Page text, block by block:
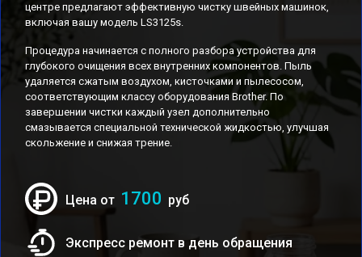
центре предлагают эффективную чистку швейных машинок,
включая вашу модель LS3125s.
Процедура начинается с полного разбора устройства для
глубокого очищения всех внутренних компонентов. Пыль
удаляется сжатым воздухом, кисточками и пылесосом,
соответствующим классу оборудования Brother. По
завершении чистки каждый узел дополнительно
смазывается специальной технической жидкостью, улучшая
скольжение и снижая трение.
Цена от 1700 руб
Экспресс ремонт в день обращения